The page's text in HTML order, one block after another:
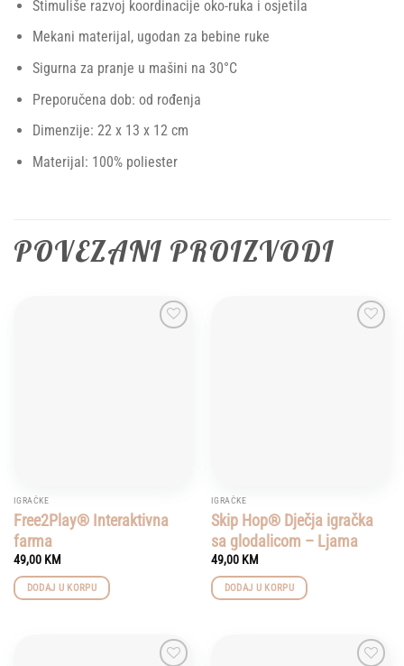
Stimuliše razvoj koordinacije oko-ruka i osjetila
Mekani materijal, ugodan za bebine ruke
Sigurna za pranje u mašini na 30°C
Preporučena dob: od rođenja
Dimenzije: 22 x 13 x 12 cm
Materijal: 100% poliester
POVEZANI PROIZVODI
IGRAČKE
Free2Play® Interaktivna
farma
49,00 KM
DODAJ U KORPU
IGRAČKE
Skip Hop® Dječja igračka
sa glodalicom – Ljama
49,00 KM
DODAJ U KORPU